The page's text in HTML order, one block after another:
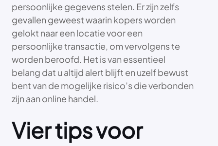
persoonlijke gegevens stelen. Er zijn zelfs
gevallen geweest waarin kopers worden
gelokt naar een locatie voor een
persoonlijke transactie, om vervolgens te
worden beroofd. Het is van essentieel
belang dat u altijd alert blijft en uzelf bewust
bent van de mogelijke risico’s die verbonden
zijn aan online handel.
Vier tips voor